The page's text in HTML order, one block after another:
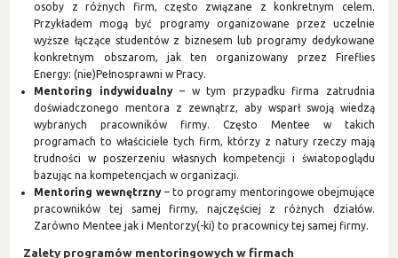
osoby z różnych firm, często związane z konkretnym celem.
Przykładem mogą być programy organizowane przez uczelnie
wyższe łączące studentów z biznesem lub programy dedykowane
konkretnym obszarom, jak ten organizowany przez Fireflies
Energy: (nie)Pełnosprawni w Pracy.
Mentoring indywidualny– w tym przypadku firma zatrudnia
doświadczonego mentora z zewnątrz, aby wsparł swoją wiedzą
wybranych pracowników firmy. Często Mentee w takich
programach to właściciele tych firm, którzy z natury rzeczy mają
trudności w poszerzeniu własnych kompetencji i światopoglądu
bazując na kompetencjach w organizacji.
Mentoring wewnętrzny– to programy mentoringowe obejmujące
pracowników tej samej firmy, najczęściej z różnych działów.
Zarówno Mentee jak i Mentorzy(-ki) to pracownicy tej samej firmy.
Zalety programów mentoringowych w firmach